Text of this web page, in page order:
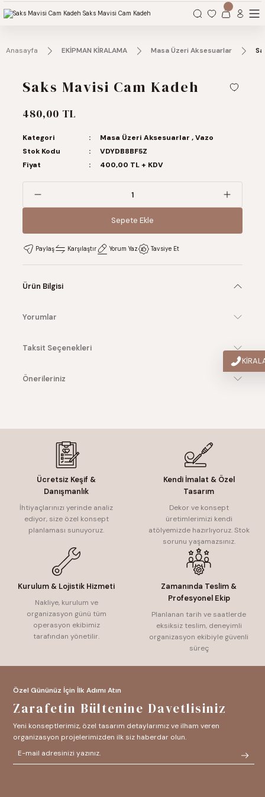
Organizasyonlarınız için tüm ihtiyaçlarınız burada.
Anasayfa EKİPMAN KİRALAMA Masa Üzeri Aksesuarlar
Saks Mavisi Cam Kadeh
480,00 TL
Kategori Masa Üzeri Aksesuarlar ,Vazo
Stok Kodu
VDYDB8BF5Z
Fiyat
400,00 TL + KDV
Sepete Ekle
Sepete Ekle
Paylaş Karşılaştır Yorum Yaz Tavsiye Et
Ürün Bilgisi
Yorumlar
Taksit Seçenekleri
Önerileriniz
Ücretsiz Keşif &
Danışmanlık
İhtiyaçlarınızı yerinde analiz
ediyor, size özel konsept
planlaması sunuyoruz.
Kendi İmalat & Özel
Tasarım
Dekor ve konsept
üretimlerimizi kendi
atölyemizde hazırlıyoruz. Stok
sorunu yaşamazsınız.
Kurulum & Lojistik Hizmeti
Nakliye, kurulum ve
organizasyon günü tüm
operasyon ekibimiz
tarafından yönetilir.
Zamanında Teslim &
Profesyonel Ekip
Planlanan tarih ve saatlerde
eksiksiz teslim, deneyimli
organizasyon ekibiyle güvenli
süreç
Özel Gününüz İçin İlk Adımı Atın
Zarafetin Bültenine Davetlisiniz
Yeni konseptlerimiz, özel tasarım detaylarımız ve ilham veren
organizasyon projelerimizden ilk siz haberdar olun.